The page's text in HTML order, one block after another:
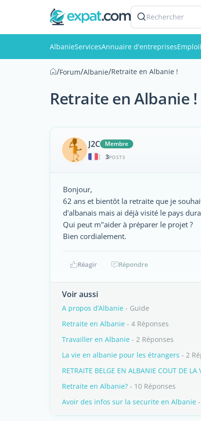
Rechercher
AlbanieServicesAnnuaire d'entreprisesEmploi
/Forum/Albanie/Retraite en Albanie !
Retraite en Albanie !
J2C
Membre
|
3POSTS
Bonjour,
62 ans et bientôt la retraite que je
d'albanais mais ai déjà visité le pays
Qui peut m"aider à préparer le projet ?
Bien cordialement.
Réagir Répondre
Voir aussi
A propos d’Albanie - Guide
Retraite en Albanie - 4 Réponses
Travailler en Albanie - 2 Réponses
La vie en albanie pour les étrangers - 2
RETRAITE BELGE EN ALBANIE COUT DE LA
Retraite en Albanie? - 10 Réponses
Avoir des infos sur la securite en Albanie